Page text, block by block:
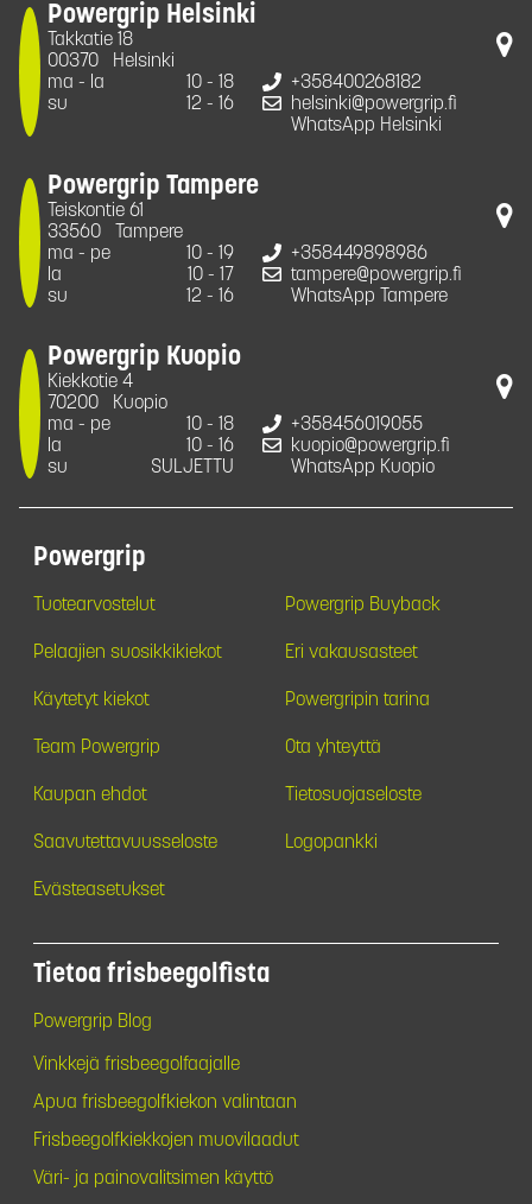
Powergrip Helsinki
Takkatie 18
00370
Helsinki
ma - la
10 - 18
su
12 - 16
+358400268182
helsinki@powergrip.fi
WhatsApp Helsinki
Powergrip Tampere
Teiskontie 61
33560
Tampere
ma - pe
10 - 19
la
10 - 17
su
12 - 16
+358449898986
tampere@powergrip.fi
WhatsApp Tampere
Powergrip Kuopio
Kiekkotie 4
70200
Kuopio
ma - pe
10 - 18
la
10 - 16
su
SULJETTU
+358456019055
kuopio@powergrip.fi
WhatsApp Kuopio
Powergrip
Tuotearvostelut Powergrip Buyback
Pelaajien suosikkikiekot Eri vakausasteet
Käytetyt kiekot Powergripin tarina
Team Powergrip Ota yhteyttä
Kaupan ehdot Tietosuojaseloste
Saavutettavuusseloste Logopankki
Evästeasetukset
Tietoa frisbeegolfista
Powergrip Blog
Vinkkejä frisbeegolfaajalle
Apua frisbeegolfkiekon valintaan
Frisbeegolfkiekkojen muovilaadut
Väri- ja painovalitsimen käyttö